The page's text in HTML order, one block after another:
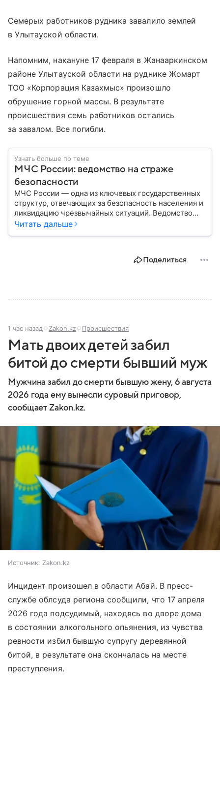
Семерых работников рудника завалило землей
в Улытауской области.
Напомним, накануне 17 февраля в Жанааркинском
районе Улытауской области на руднике Жомарт
ТОО «Корпорация Казахмыс» произошло
обрушение горной массы. В результате
происшествия семь работников остались
за завалом. Все погибли.
Узнать больше по теме
МЧС России: ведомство на страже
безопасности
МЧС России — одна из ключевых государственных
структур, отвечающих за безопасность населения и
ликвидацию чрезвычайных ситуаций. Ведомство
играет важную роль в защите граждан от
задачи выполняет и какую роль играет в
Читать дальше
Поделиться
1 час назад Zakon.kz Происшествия
Мать двоих детей забил
битой до смерти бывший муж
Мужчина забил до смерти бывшую жену, 6 августа
2026 года ему вынесли суровый приговор,
сообщает Zakon.kz.
Источник: Zakon.kz
Инцидент произошел в области Абай. В пресс-
службе облсуда региона сообщили, что 17 апреля
2026 года подсудимый, находясь во дворе дома
в состоянии алкогольного опьянения, из чувства
ревности избил бывшую супругу деревянной
битой, в результате она скончалась на месте
преступления.